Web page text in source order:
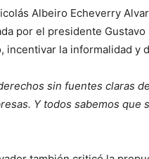
Albeiro Echeverry
por el presidente
incentivar la informalidad y
sin fuentes claras
Y todos sabemos que